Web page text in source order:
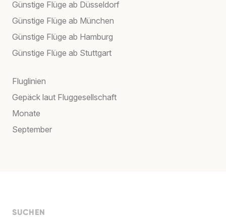
Günstige Flüge ab Düsseldorf
Günstige Flüge ab München
Günstige Flüge ab Hamburg
Günstige Flüge ab Stuttgart
Fluglinien
Gepäck laut Fluggesellschaft
Monate
September
SUCHEN